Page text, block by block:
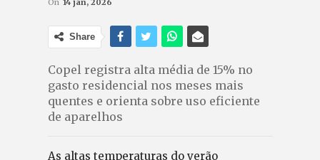
On 14 jan, 2026
Share
Copel registra alta média de 15% no
gasto residencial nos meses mais
quentes e orienta sobre uso eficiente
de aparelhos
As altas temperaturas do verão